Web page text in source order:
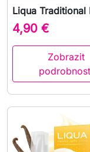
Liqua Traditional
4,90 €
Zobrazit